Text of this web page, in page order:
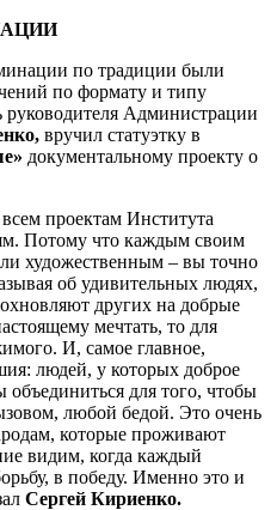
по традиции были
по формату и типу
руководителя Администрации
вручил статуэтку в
документальному проекту о
проектам Института
Потому что каждым своим
художественным – вы точно
об удивительных людях,
других на добрые
мечтать, то для
И, самое главное,
людей, у которых доброе
для того, чтобы
любой бедой. Это очень
которые проживают
видим, когда каждый
в победу. Именно это и
Сергей Кириенко.